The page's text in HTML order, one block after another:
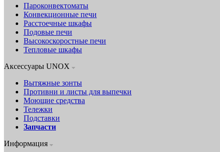
Пароконвектоматы
Конвекционные печи
Расстоечные шкафы
Подовые печи
Высокоскоростные печи
Тепловые шкафы
Аксессуары UNOX
Вытяжные зонты
Противни и листы для выпечки
Моющие средства
Тележки
Подставки
Запчасти
Информация